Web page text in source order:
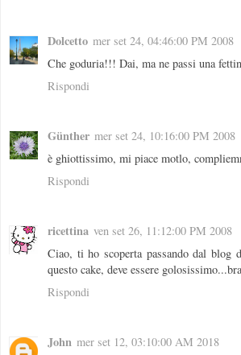
Dolcetto mer set 24, 04:46:00 PM 2008
Che goduria!!! Dai, ma ne passi una
Rispondi
Günther mer set 24, 10:16:00 PM 2008
è ghiottissimo, mi piace motlo,
Rispondi
ricettina ven set 26, 11:12:00 PM 2008
Ciao, ti ho scoperta passando dal blog
questo cake, deve essere
Rispondi
John mer set 12, 03:10:00 AM 2018